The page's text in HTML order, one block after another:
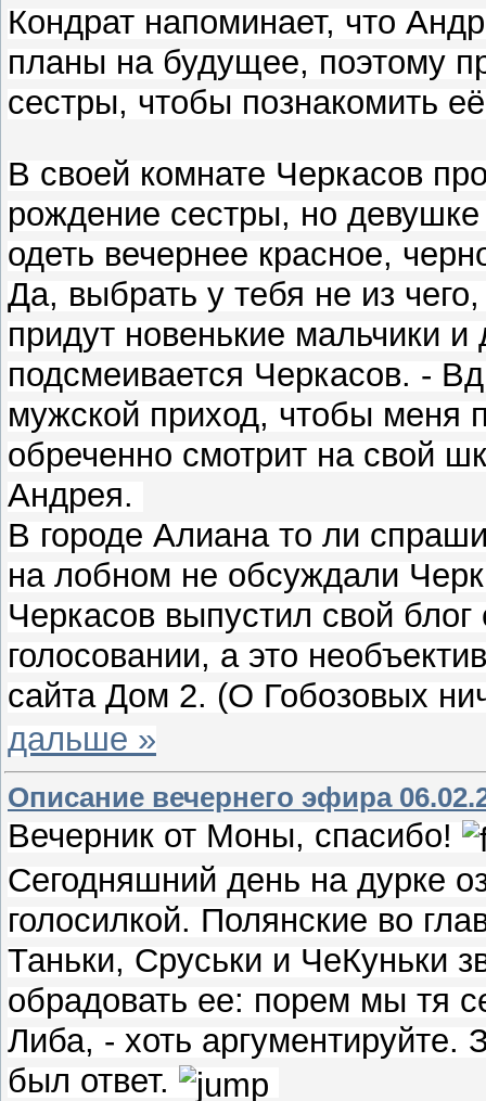
Кондрат напоминает, что
планы на будущее, поэтому
сестры, чтобы познакомить
В своей комнате Черкасов
рождение сестры, но девушке
одеть вечернее красное,
Да, выбрать у тебя не из
придут новенькие мальчики
подсмеивается Черкасов. -
мужской приход, чтобы меня
обреченно смотрит на свой
Андрея.
В городе Алиана то ли
на лобном не обсуждали
Черкасов выпустил свой
голосовании, а это
сайта Дом 2. (О Гобозовых
дальше »
Описание вечернего эфира
Вечерник от Моны, спасибо!
Сегодняшний день на дурке
голосилкой. Полянские во
Таньки, Сруськи и ЧеКуньки
обрадовать ее: порем мы тя
Либа, - хоть
был ответ.